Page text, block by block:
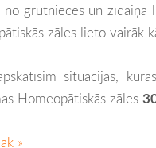
no grūtnieces un
zāles lieto vairāk
situācijas,
Homeopātiskās zāles
»